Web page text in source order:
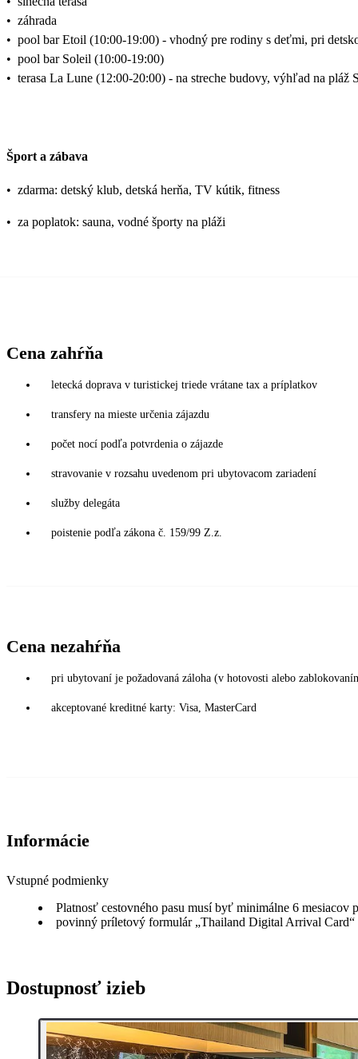
• záhrada
• pool bar Etoil (10:00-19:00) - vhodný pre rodiny s deťmi, pri
• pool bar Soleil (10:00-19:00)
• terasa La Lune (12:00-20:00) - na streche budovy, výhľad na pláž
Šport a zábava
• zdarma: detský klub, detská herňa, TV kútik, fitness
• za poplatok: sauna, vodné športy na pláži
Cena zahŕňa
letecká doprava v turistickej triede vrátane tax a príplatkov
transfery na mieste určenia zájazdu
počet nocí podľa potvrdenia o zájazde
stravovanie v rozsahu uvedenom pri ubytovacom zariadení
služby delegáta
poistenie podľa zákona č. 159/99 Z.z.
Cena nezahŕňa
pri ubytovaní je požadovaná záloha (v hotovosti alebo
akceptované kreditné karty: Visa, MasterCard
Informácie
Vstupné podmienky
Platnosť cestovného pasu musí byť minimálne 6 mesiacov
povinný príletový formulár „Thailand Digital Arrival Card“
Dostupnosť izieb